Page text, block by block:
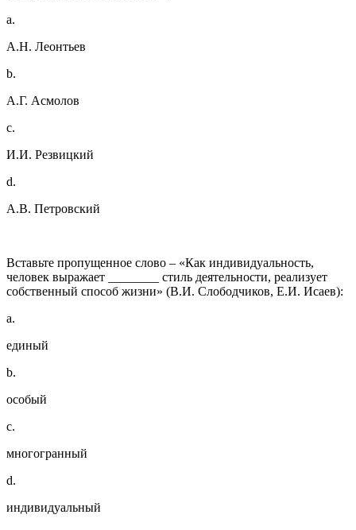
a.
А.Н. Леонтьев
b.
А.Г. Асмолов
c.
И.И. Резвицкий
d.
А.В. Петровский
Вставьте пропущенное слово – «Как индивидуальность,
человек выражает ________ стиль деятельности, реализует
собственный способ жизни» (В.И. Слободчиков, Е.И. Исаев):
a.
единый
b.
особый
c.
многогранный
d.
индивидуальный